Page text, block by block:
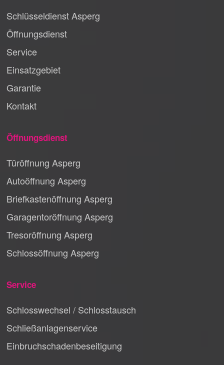
Schlüsseldienst Asperg
Öffnungsdienst
Service
Einsatzgebiet
Garantie
Kontakt
Öffnungsdienst
Türöffnung Asperg
Autoöffnung Asperg
Briefkastenöffnung Asperg
Garagentoröffnung Asperg
Tresoröffnung Asperg
Schlossöffnung Asperg
Service
Schlosswechsel / Schlosstausch
Schließanlagenservice
Einbruchschadenbeseitigung